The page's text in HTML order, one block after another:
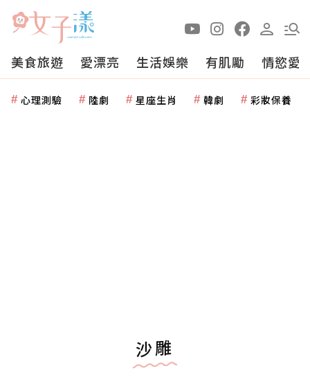
美食旅遊 愛漂亮 生活娛樂 有肌勵 情慾愛
心理測驗 陸劇 星座生肖 韓劇 彩妝保養
沙雕